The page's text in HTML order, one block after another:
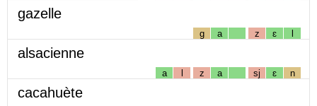
gazelle
g a z ɛ l
alsacienne
a l z a sj ɛ n
cacahuète